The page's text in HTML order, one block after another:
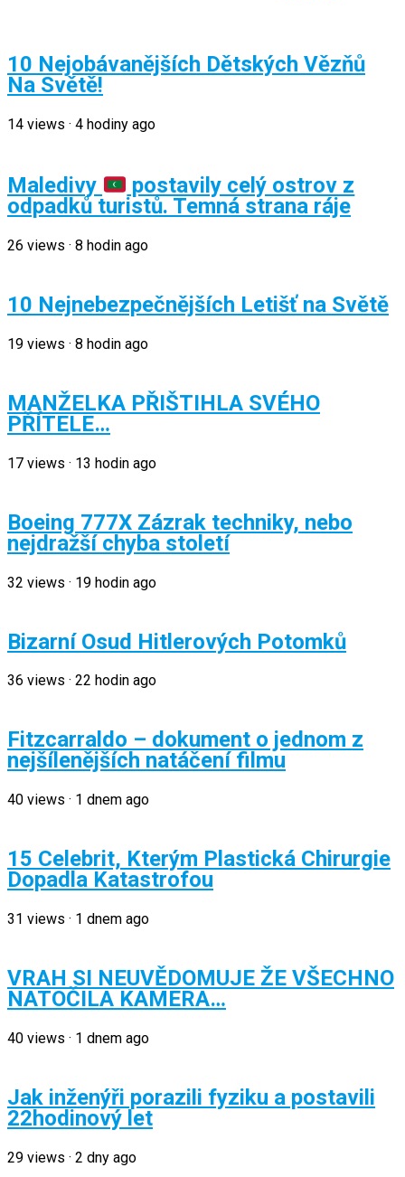
10 Nejobávanějších Dětských Vězňů
Na Světě!
14 views · 4 hodiny ago
Maledivy
postavily celý ostrov z
odpadků turistů. Temná strana ráje
26 views · 8 hodin ago
10 Nejnebezpečnějších Letišť na Světě
19 views · 8 hodin ago
MANŽELKA PŘIŠTIHLA SVÉHO
PŘÍTELE…
17 views · 13 hodin ago
Boeing 777X Zázrak techniky, nebo
nejdražší chyba století
32 views · 19 hodin ago
Bizarní Osud Hitlerových Potomků
36 views · 22 hodin ago
Fitzcarraldo – dokument o jednom z
nejšílenějších natáčení filmu
40 views · 1 dnem ago
15 Celebrit, Kterým Plastická Chirurgie
Dopadla Katastrofou
31 views · 1 dnem ago
VRAH SI NEUVĚDOMUJE ŽE VŠECHNO
NATOČILA KAMERA…
40 views · 1 dnem ago
Jak inženýři porazili fyziku a postavili
22hodinový let
29 views · 2 dny ago